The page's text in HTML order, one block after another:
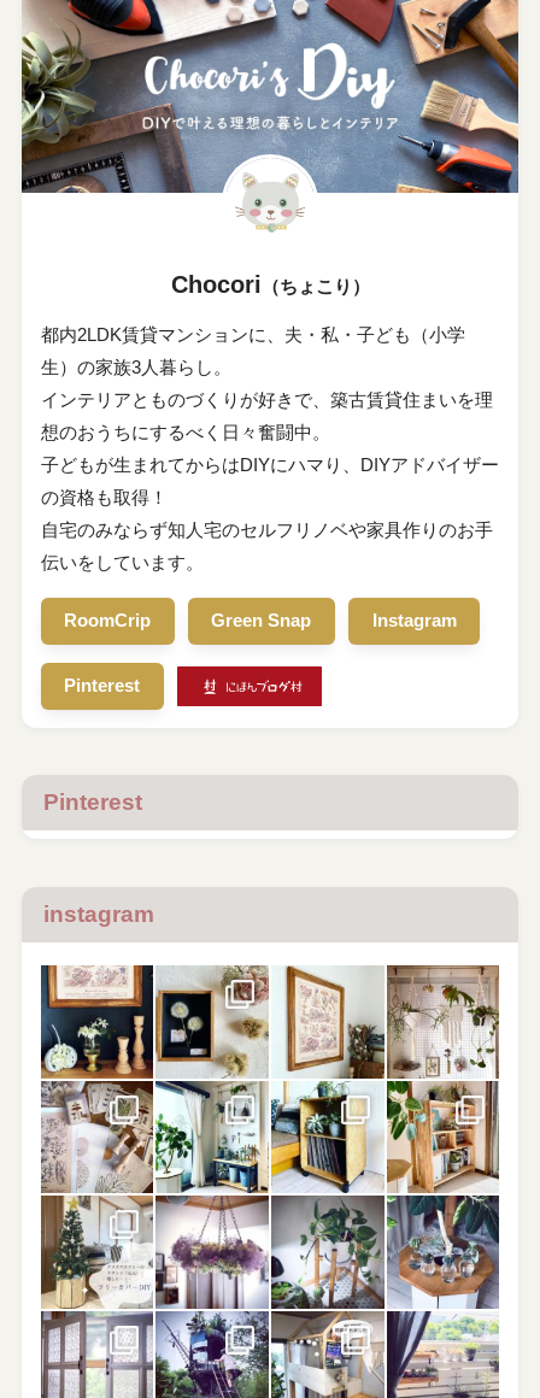
Chocori （ちょこり）
都内2LDK賃貸マンションに、夫・私・子ども（小学
生）の家族3人暮らし。
インテリアとものづくりが好きで、築古賃貸住まいを理
想のおうちにするべく日々奮闘中。
子どもが生まれてからはDIYにハマり、DIYアドバイザー
の資格も取得！
自宅のみならず知人宅のセルフリノベや家具作りのお手
伝いをしています。
RoomCrip Green Snap Instagram
Pinterest
Pinterest
instagram